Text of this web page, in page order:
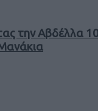
την Αβδέλλα